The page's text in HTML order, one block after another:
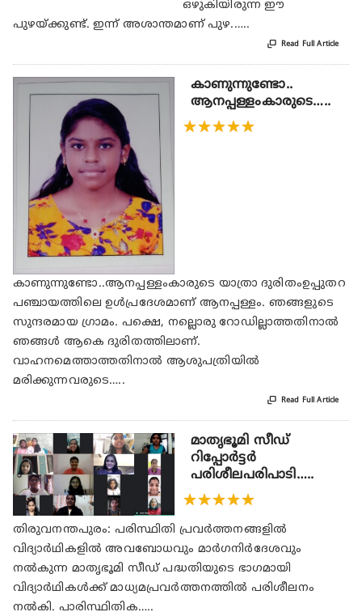
ഒഴുകിയിരുന്ന ഈ
പുഴയ്ക്കുണ്ട്. ഇന്ന് അശാന്തമാണ് പുഴ.…..
 Read Full Article
കാണുന്നുണ്ടോ..
ആനപ്പള്ളംകാരുടെ…..
★★★★★
കാണുന്നുണ്ടോ..ആനപ്പള്ളംകാരുടെ യാത്രാ ദുരിതംഉപ്പുതറ
പഞ്ചായത്തിലെ ഉൾപ്രദേശമാണ് ആനപ്പള്ളം. ഞങ്ങളുടെ
സുന്ദരമായ ഗ്രാമം. പക്ഷെ, നല്ലൊരു റോഡില്ലാത്തതിനാൽ
ഞങ്ങൾ ആകെ ദുരിതത്തിലാണ്.
വാഹനമെത്താത്തതിനാൽ ആശുപത്രിയിൽ
മരിക്കുന്നവരുടെ…..
 Read Full Article
മാതൃഭൂമി സീഡ്
റിപ്പോര്‍ട്ടര്‍
പരിശീലപരിപാടി…..
★★★★★
തിരുവനന്തപുരം: പരിസ്ഥിതി പ്രവര്‍ത്തനങ്ങളില്‍
വിദ്യാര്‍ഥികളില്‍ അവബോധവും മാര്‍ഗനിര്‍ദേശവും
നല്‍കുന്ന മാതൃഭൂമി സീഡ് പദ്ധതിയുടെ ഭാഗമായി
വിദ്യാര്‍ഥികള്‍ക്ക് മാധ്യമപ്രവര്‍ത്തനത്തില്‍ പരിശീലനം
നല്‍കി. പാരിസ്ഥിതിക…..